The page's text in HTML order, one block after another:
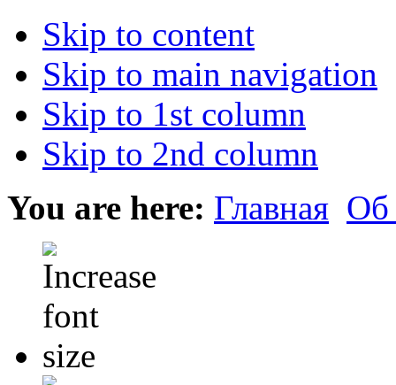
Skip to content
Skip to main navigation
Skip to 1st column
Skip to 2nd column
You are here: Главная Об